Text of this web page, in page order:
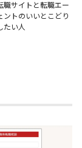
職サイトと転職エー
ントのいいとこどり
たい人